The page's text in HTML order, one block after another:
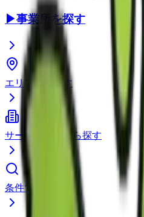
▶事業所を探す
エリアから探す
サービス種別から探す
条件で検索